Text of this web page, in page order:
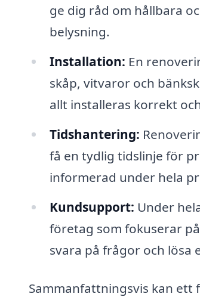
ge dig råd om hållbara
belysning.
Installation: En
skåp, vitvaror och
allt installeras korrekt
Tidshantering:
få en tydlig tidslinje för
informerad under hela
Kundsupport: Under
företag som fokuserar
svara på frågor och lösa
Sammanfattningsvis kan ett